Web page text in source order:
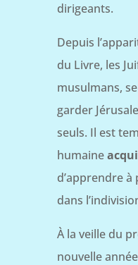
dirigeants.
Depuis
du Livre, les
musulmans,
garder
seuls. Il est
humaine
d’apprendre
dans
À la veille du
nouvelle